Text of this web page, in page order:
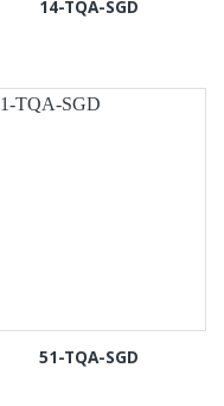
14-TQA-SGD
51-TQA-SGD